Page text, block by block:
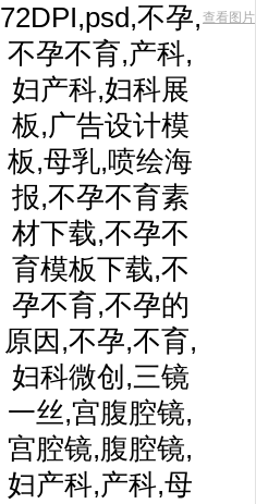
72DPI,psd,不孕,
不孕不育,产科,
妇产科,妇科展
板,广告设计模
板,母乳,喷绘海
报,不孕不育素
材下载,不孕不
育模板下载,不
孕不育,不孕的
原因,不孕,不育,
妇科微创,三镜
一丝,宫腹腔镜,
宫腔镜,腹腔镜,
妇产科,产科,母
查看图片